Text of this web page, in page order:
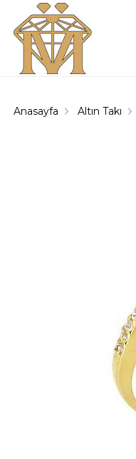
Anasayfa Altın Takı